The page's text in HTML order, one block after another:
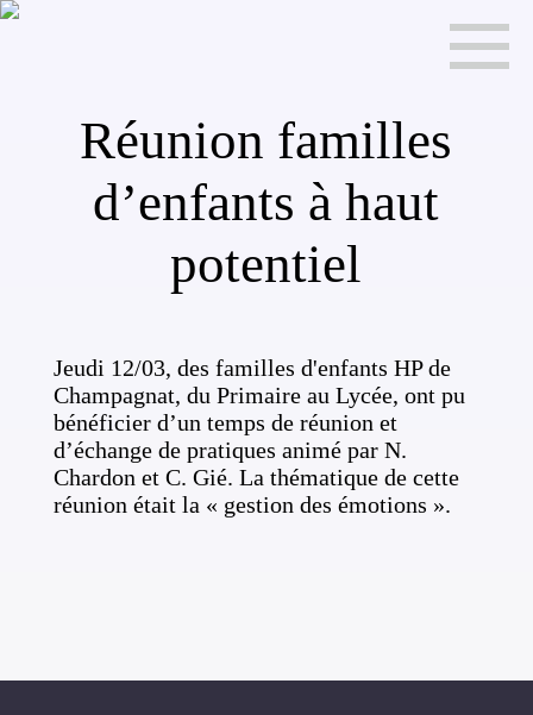
Réunion familles
d’enfants à haut
potentiel
Jeudi 12/03, des familles d'enfants HP de
Champagnat, du Primaire au Lycée, ont pu
bénéficier d’un temps de réunion et
d’échange de pratiques animé par N.
Chardon et C. Gié. La thématique de cette
réunion était la « gestion des émotions ».